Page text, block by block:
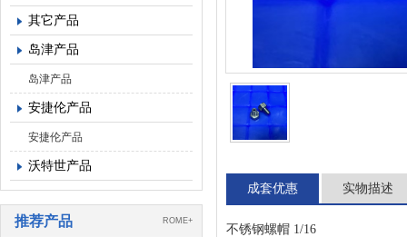
其它产品
岛津产品
岛津产品
安捷伦产品
安捷伦产品
沃特世产品
推荐产品 ROME+
成套优惠 实物描述
不锈钢螺帽 1/16